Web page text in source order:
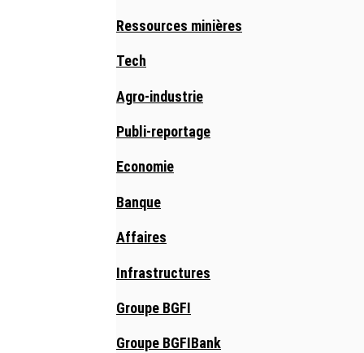
Ressources minières
Tech
Agro-industrie
Publi-reportage
Economie
Banque
Affaires
Infrastructures
Groupe BGFI
Groupe BGFIBank